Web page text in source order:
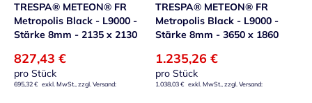
TRESPA® METEON® FR
Metropolis Black - L9000 -
Stärke 8mm - 2135 x 2130
827,43 €
pro Stück
695,32 €
TRESPA® METEON® FR
Metropolis Black - L9000 -
Stärke 8mm - 3650 x 1860
1.235,26 €
pro Stück
1.038,03 €